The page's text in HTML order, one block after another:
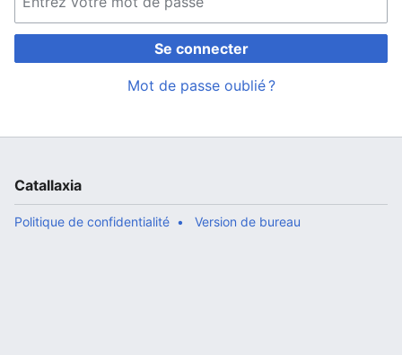
Se connecter
Mot de passe oublié ?
Catallaxia
Politique de confidentialité Version de bureau